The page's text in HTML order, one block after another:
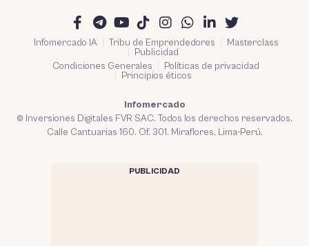
Infomercado IA Tribu de Emprendedores
Masterclass
Publicidad
Condiciones Generales
Políticas de privacidad
Principios éticos
Infomercado
© Inversiones Digitales FVR SAC. Todos los derechos reservados.
Calle Cantuarias 160. Of. 301. Miraflores, Lima-Perú.
PUBLICIDAD